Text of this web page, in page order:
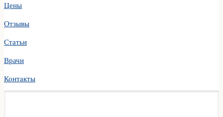
Цены
Отзывы
Статьи
Врачи
Контакты